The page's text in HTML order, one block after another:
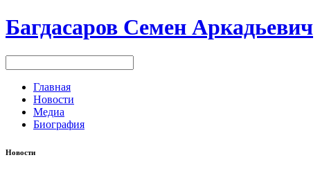
Багдасаров Семен Аркадьевич
Главная
Новости
Медиа
Биография
Новости